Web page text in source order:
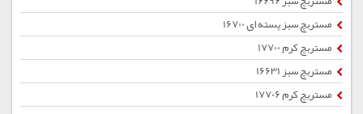
مستربچ سبز پسته ای 16700
مستربچ کرم 17700
مستربچ سبز 16631
مستربچ کرم 17706